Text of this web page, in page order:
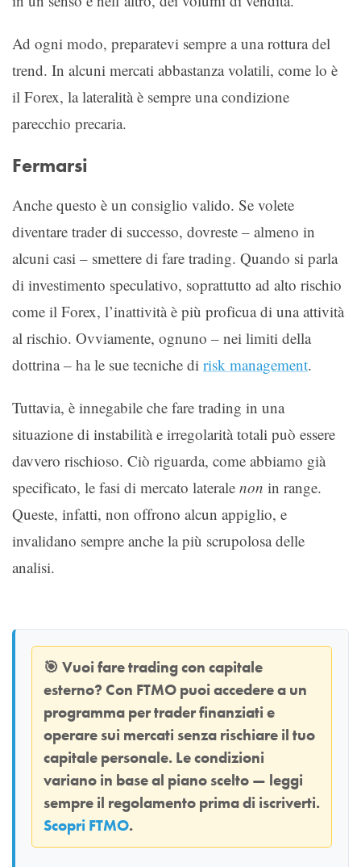
Ad ogni modo, preparatevi sempre a una rottura del
trend. In alcuni mercati abbastanza volatili, come lo è
il Forex, la lateralità è sempre una condizione
parecchio precaria.
Fermarsi
Anche questo è un consiglio valido. Se volete
diventare trader di successo, dovreste – almeno in
alcuni casi – smettere di fare trading. Quando si parla
di investimento speculativo, soprattutto ad alto rischio
come il Forex, l’inattività è più proficua di una attività
al rischio. Ovviamente, ognuno – nei limiti della
dottrina – ha le sue tecniche di risk management.
Tuttavia, è innegabile che fare trading in una
situazione di instabilità e irregolarità totali può essere
davvero rischioso. Ciò riguarda, come abbiamo già
specificato, le fasi di mercato laterale non in range.
Queste, infatti, non offrono alcun appiglio, e
invalidano sempre anche la più scrupolosa delle
analisi.
🎯 Vuoi fare trading con capitale
esterno? Con FTMO puoi accedere a un
programma per trader finanziati e
operare sui mercati senza rischiare il tuo
capitale personale. Le condizioni
variano in base al piano scelto — leggi
sempre il regolamento prima di iscriverti.
Scopri FTMO.